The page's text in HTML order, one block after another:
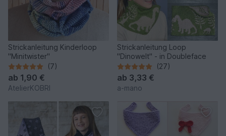
Strickanleitung Kinderloop
"Minitwister"
(7)
ab 1,90 €
AtelierKOBRI
Strickanleitung Loop
"Dinowelt" - in Doubleface
(27)
ab 3,33 €
a-mano